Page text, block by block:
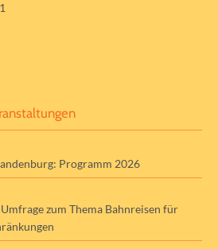
Programm 2026
zum Thema Bahnreisen für